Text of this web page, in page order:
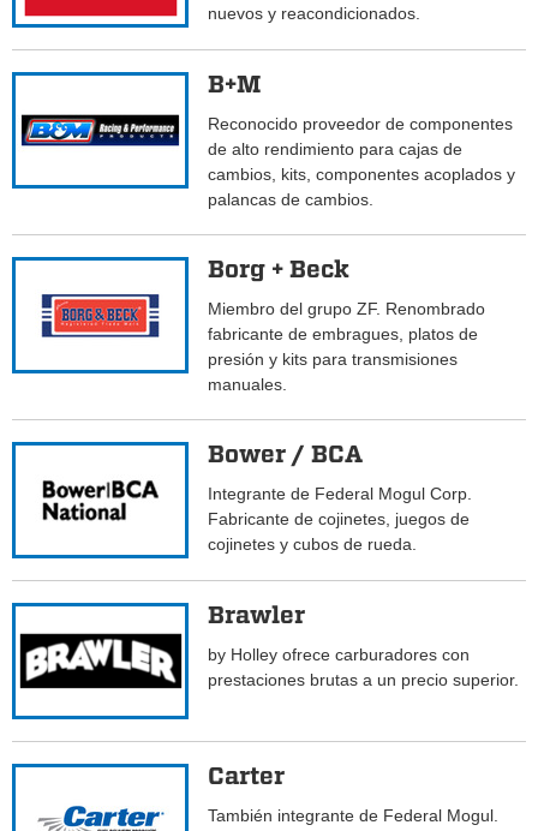
nuevos y reacondicionados.
B+M
Reconocido proveedor de componentes
de alto rendimiento para cajas de
cambios, kits, componentes acoplados y
palancas de cambios.
Borg + Beck
Miembro del grupo ZF. Renombrado
fabricante de embragues, platos de
presión y kits para transmisiones
manuales.
Bower / BCA
Integrante de Federal Mogul Corp.
Fabricante de cojinetes, juegos de
cojinetes y cubos de rueda.
Brawler
by Holley ofrece carburadores con
prestaciones brutas a un precio superior.
Carter
También integrante de Federal Mogul.